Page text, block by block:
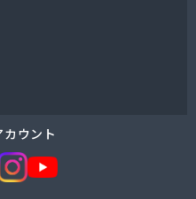
ウント